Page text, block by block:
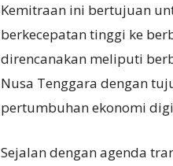
Kemitraan ini bertujuan
berkecepatan tinggi ke
direncanakan meliputi
Nusa Tenggara dengan
pertumbuhan ekonomi
Sejalan dengan agenda